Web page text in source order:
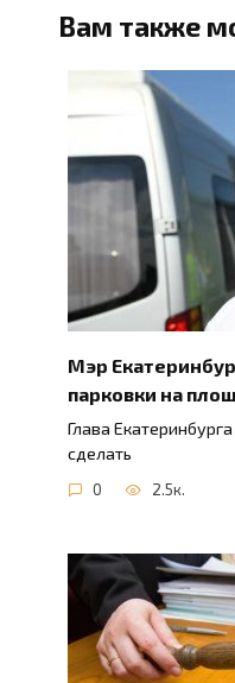
Вам также
Мэр
парковки на
Глава
сделать
0 2.5к.